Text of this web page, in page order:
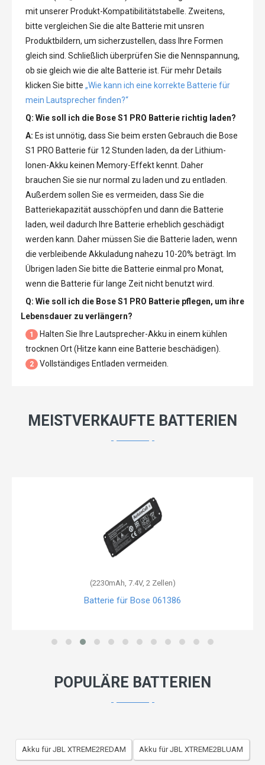
mit unserer Produkt-Kompatibilitätstabelle. Zweitens,
bitte vergleichen Sie die alte Batterie mit unsren
Produktbildern, um sicherzustellen, dass Ihre Formen
gleich sind. Schließlich überprüfen Sie die Nennspannung,
ob sie gleich wie die alte Batterie ist. Für mehr Details
klicken Sie bitte „Wie kann ich eine korrekte Batterie für
mein Lautsprecher finden?“
Q: Wie soll ich die Bose S1 PRO Batterie richtig laden?
A: Es ist unnötig, dass Sie beim ersten Gebrauch die Bose
S1 PRO Batterie für 12 Stunden laden, da der Lithium-
Ionen-Akku keinen Memory-Effekt kennt. Daher
brauchen Sie sie nur normal zu laden und zu entladen.
Außerdem sollen Sie es vermeiden, dass Sie die
Batteriekapazität ausschöpfen und dann die Batterie
laden, weil dadurch Ihre Batterie erheblich geschädigt
werden kann. Daher müssen Sie die Batterie laden, wenn
die verbleibende Akkuladung nahezu 10-20% beträgt. Im
Übrigen laden Sie bitte die Batterie einmal pro Monat,
wenn die Batterie für lange Zeit nicht benutzt wird.
Q: Wie soll ich die Bose S1 PRO Batterie pflegen, um ihre
Lebensdauer zu verlängern?
1
Halten Sie Ihre Lautsprecher-Akku in einem kühlen
trocknen Ort (Hitze kann eine Batterie beschädigen).
2 Vollständiges Entladen vermeiden.
MEISTVERKAUFTE BATTERIEN
(79.2Wh, 14.4V, 8 Zellen)
Batterie für Bose 078592
POPULÄRE BATTERIEN
Akku für JBL XTREME2REDAM Akku für JBL XTREME2BLUAM